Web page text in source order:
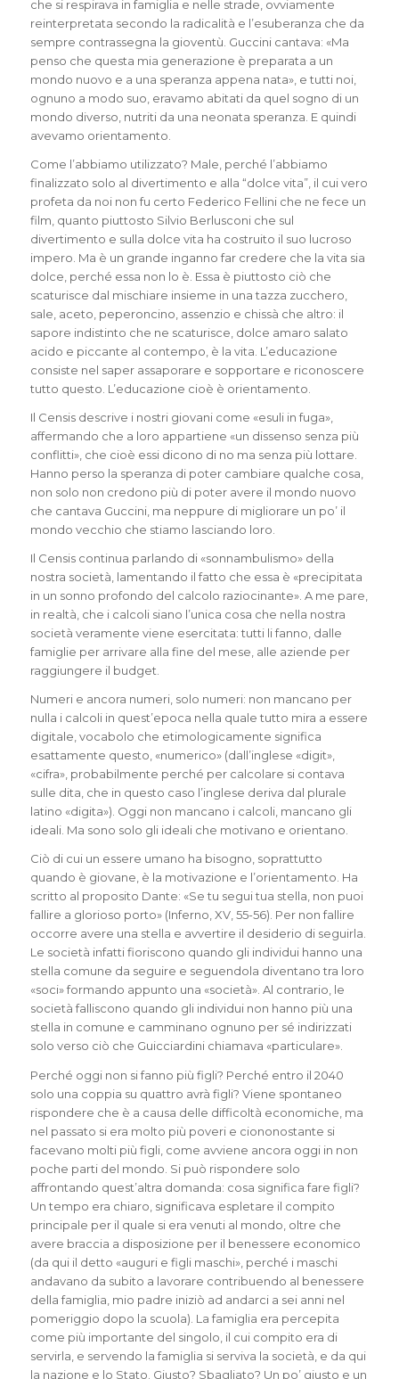
che si respirava in famiglia e nelle strade, ovviamente
reinterpretata secondo la radicalità e l’esuberanza che da
sempre contrassegna la gioventù. Guccini cantava: «Ma
penso che questa mia generazione è preparata a un
mondo nuovo e a una speranza appena nata», e tutti noi,
ognuno a modo suo, eravamo abitati da quel sogno di un
mondo diverso, nutriti da una neonata speranza. E quindi
avevamo orientamento.
Come l’abbiamo utilizzato? Male, perché l’abbiamo
finalizzato solo al divertimento e alla “dolce vita”, il cui vero
profeta da noi non fu certo Federico Fellini che ne fece un
film, quanto piuttosto Silvio Berlusconi che sul
divertimento e sulla dolce vita ha costruito il suo lucroso
impero. Ma è un grande inganno far credere che la vita sia
dolce, perché essa non lo è. Essa è piuttosto ciò che
scaturisce dal mischiare insieme in una tazza zucchero,
sale, aceto, peperoncino, assenzio e chissà che altro: il
sapore indistinto che ne scaturisce, dolce amaro salato
acido e piccante al contempo, è la vita. L’educazione
consiste nel saper assaporare e sopportare e riconoscere
tutto questo. L’educazione cioè è orientamento.
Il Censis descrive i nostri giovani come «esuli in fuga»,
affermando che a loro appartiene «un dissenso senza più
conflitti», che cioè essi dicono di no ma senza più lottare.
Hanno perso la speranza di poter cambiare qualche cosa,
non solo non credono più di poter avere il mondo nuovo
che cantava Guccini, ma neppure di migliorare un po’ il
mondo vecchio che stiamo lasciando loro.
Il Censis continua parlando di «sonnambulismo» della
nostra società, lamentando il fatto che essa è «precipitata
in un sonno profondo del calcolo raziocinante». A me pare,
in realtà, che i calcoli siano l’unica cosa che nella nostra
società veramente viene esercitata: tutti li fanno, dalle
famiglie per arrivare alla fine del mese, alle aziende per
raggiungere il budget.
Numeri e ancora numeri, solo numeri: non mancano per
nulla i calcoli in quest’epoca nella quale tutto mira a essere
digitale, vocabolo che etimologicamente significa
esattamente questo, «numerico» (dall’inglese «digit»,
«cifra», probabilmente perché per calcolare si contava
sulle dita, che in questo caso l’inglese deriva dal plurale
latino «digita»). Oggi non mancano i calcoli, mancano gli
ideali. Ma sono solo gli ideali che motivano e orientano.
Ciò di cui un essere umano ha bisogno, soprattutto
quando è giovane, è la motivazione e l’orientamento. Ha
scritto al proposito Dante: «Se tu segui tua stella, non puoi
fallire a glorioso porto» (Inferno, XV, 55-56). Per non fallire
occorre avere una stella e avvertire il desiderio di seguirla.
Le società infatti fioriscono quando gli individui hanno una
stella comune da seguire e seguendola diventano tra loro
«soci» formando appunto una «società». Al contrario, le
società falliscono quando gli individui non hanno più una
stella in comune e camminano ognuno per sé indirizzati
solo verso ciò che Guicciardini chiamava «particulare».
Perché oggi non si fanno più figli? Perché entro il 2040
solo una coppia su quattro avrà figli? Viene spontaneo
rispondere che è a causa delle difficoltà economiche, ma
nel passato si era molto più poveri e ciononostante si
facevano molti più figli, come avviene ancora oggi in non
poche parti del mondo. Si può rispondere solo
affrontando quest’altra domanda: cosa significa fare figli?
Un tempo era chiaro, significava espletare il compito
principale per il quale si era venuti al mondo, oltre che
avere braccia a disposizione per il benessere economico
(da qui il detto «auguri e figli maschi», perché i maschi
andavano da subito a lavorare contribuendo al benessere
della famiglia, mio padre iniziò ad andarci a sei anni nel
pomeriggio dopo la scuola). La famiglia era percepita
come più importante del singolo, il cui compito era di
servirla, e servendo la famiglia si serviva la società, e da qui
la nazione e lo Stato. Giusto? Sbagliato? Un po’ giusto e un